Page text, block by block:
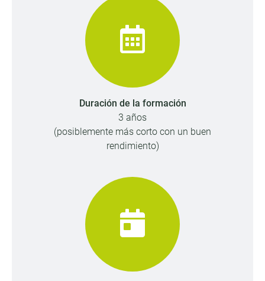
Duración de la formación
3 años
(posiblemente más corto con un buen
rendimiento)